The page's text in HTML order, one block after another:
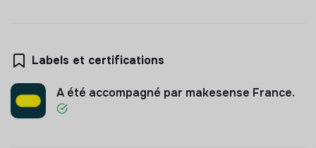
Labels et certifications
A été accompagné par makesense France.